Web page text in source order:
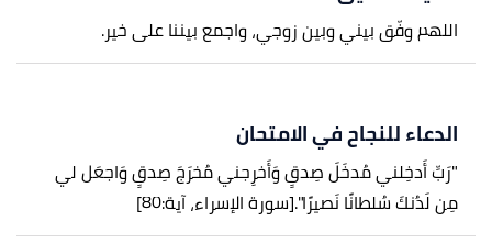
اللهم وفّق بيني وبين زوجي، واجمع بيننا على خير.
الدعاء للنجاح في الامتحان
"رَبِّ أَدخِلني مُدخَلَ صِدقٍ وَأَخرِجني مُخرَجَ صِدقٍ وَاجعَل لي
مِن لَدُنكَ سُلطانًا نَصيرًا".[سورة الإسراء، آية:80]